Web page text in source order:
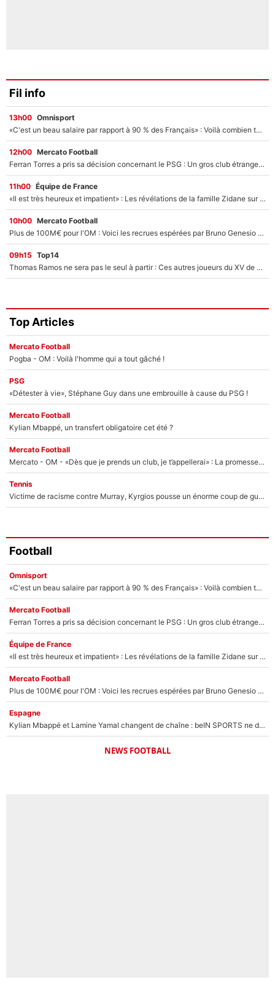
Fil info
13h00 Omnisport
«C'est un beau salaire par rapport à 90 % des Français» : Voilà combien touchait Nelson Monfort sur France Télévisions avant de rejoindre CNews
12h00 Mercato Football
Ferran Torres a pris sa décision concernant le PSG : Un gros club étranger prêt à relancer le feuilleton pour la signature du champion du monde 2026 !
11h00 Équipe de France
«Il est très heureux et impatient» : Les révélations de la famille Zidane sur sa prise de pouvoir en équipe de France !
10h00 Mercato Football
Plus de 100M€ pour l'OM : Voici les recrues espérées par Bruno Genesio et Grégory Lorenzi après l’opération dégraissage
09h15 Top14
Thomas Ramos ne sera pas le seul à partir : Ces autres joueurs du XV de France pourraient aussi quitter le Stade Toulousain, un club de Top 14 est déjà sur les rangs
Top Articles
Mercato Football
Pogba - OM : Voilà l'homme qui a tout gâché !
PSG
«Détester à vie», Stéphane Guy dans une embrouille à cause du PSG !
Mercato Football
Kylian Mbappé, un transfert obligatoire cet été ?
Mercato Football
Mercato - OM - «Dès que je prends un club, je t’appellerai» : La promesse de Marcelino au moment de claquer la porte
Tennis
Victime de racisme contre Murray, Kyrgios pousse un énorme coup de gueule !
Football
Omnisport
«C'est un beau salaire par rapport à 90 % des Français» : Voilà combien touchait Nelson Monfort sur France Télévisions avant de rejoindre CNews
Mercato Football
Ferran Torres a pris sa décision concernant le PSG : Un gros club étranger prêt à relancer le feuilleton pour la signature du champion du monde 2026 !
Équipe de France
«Il est très heureux et impatient» : Les révélations de la famille Zidane sur sa prise de pouvoir en équipe de France !
Mercato Football
Plus de 100M€ pour l'OM : Voici les recrues espérées par Bruno Genesio et Grégory Lorenzi après l’opération dégraissage
Espagne
Kylian Mbappé et Lamine Yamal changent de chaîne : beIN SPORTS ne digère pas cette décision historique et prédit un fiasco pour la Liga
NEWS FOOTBALL